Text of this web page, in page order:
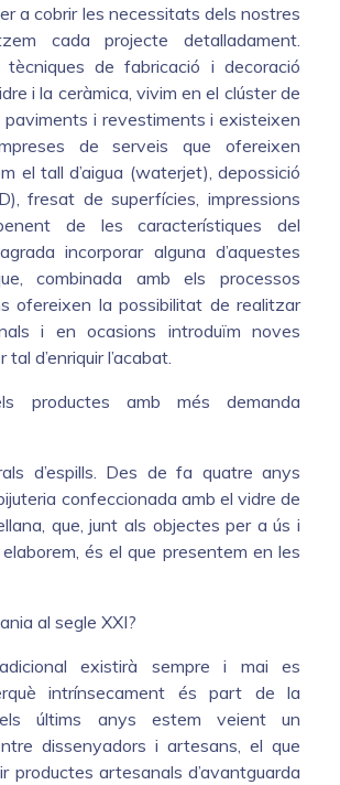
a cobrir les necessitats dels nostres
cada projecte detalladament.
tècniques de fabricació i decoració
i la ceràmica, vivim en el clúster de
paviments i revestiments i existeixen
de serveis que ofereixen
el tall d’aigua (waterjet), depossició
fresat de superfícies, impressions
de les característiques del
incorporar alguna d’aquestes
combinada amb els processos
ofereixen la possibilitat de realitzar
i en ocasions introduïm noves
d’enriquir l’acabat.
productes amb més demanda
d’espills. Des de fa quatre anys
confeccionada amb el vidre de
que, junt als objectes per a ús i
és el que presentem en les
al segle XXI?
existirà sempre i mai es
intrínsecament és part de la
últims anys estem veient un
dissenyadors i artesans, el que
productes artesanals d’avantguarda